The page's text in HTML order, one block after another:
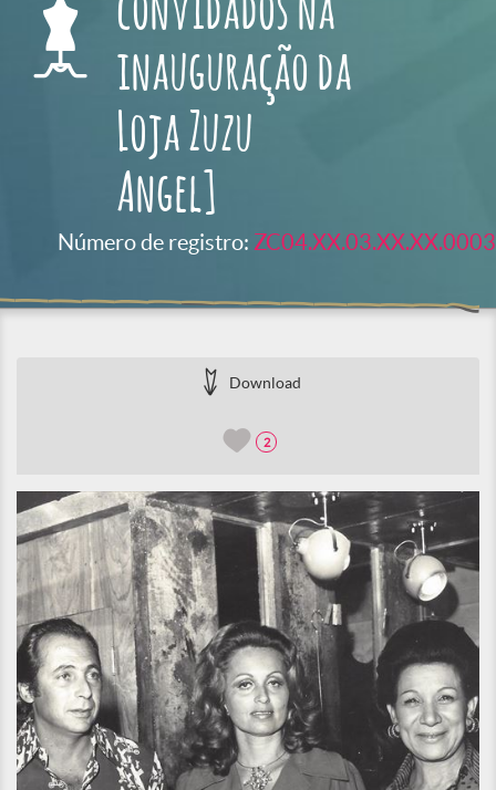
convidados na
inauguração da
Loja Zuzu
Angel]
Número de registro: ZC04.XX.03.XX.XX.0003
Download
2